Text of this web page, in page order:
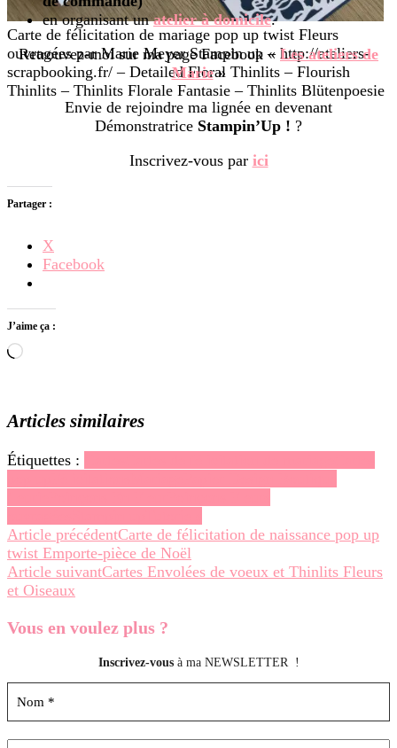
Carte de félicitation de mariage pop up twist Fleurs
ouvragées par Marie Meyer Stampin up – http://ateliers-
scrapbooking.fr/ – Detailed Floral Thinlits – Flourish
Thinlits – Thinlits Florale Fantasie – Thinlits Blütenpoesie
en organisant unatelier à domicile.
Retrouvez-moi sur ma page Facebook « Les ateliers de
Marie»
Envie de rejoindre ma lignée en devenant
Démonstratrice Stampin’Up ! ?
Inscrivez-vous par ici
Partager :
X
Facebook
J’aime ça :
Chargement…
Articles similaires
Étiquettes :
Navigation
d’article
Article précédentCarte de félicitation de naissance pop up
twist Emporte-pièce de Noël
Article suivantCartes Envolées de voeux et Thinlits Fleurs
et Oiseaux
Vous en voulez plus ?
Inscrivez-vousà ma NEWSLETTER !